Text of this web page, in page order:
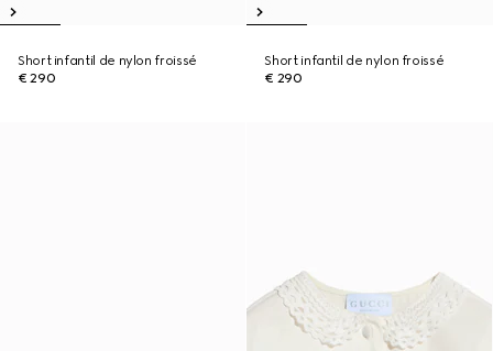
Short infantil de nylon froissé
€ 290
Short infantil de nylon froissé
€ 290